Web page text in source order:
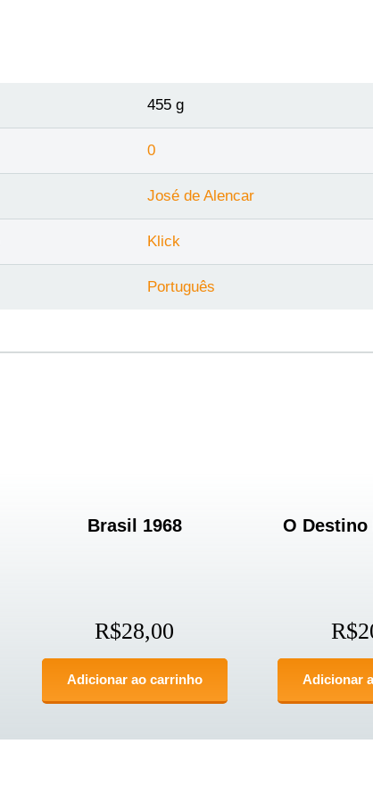
455 g
0
José de Alencar
Klick
Português
Brasil 1968
R$28,00
Adicionar ao carrinho
O Destino
R$
Adicionar